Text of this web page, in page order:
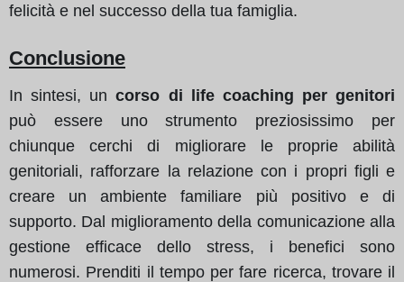
felicità e nel successo della tua famiglia.
Conclusione
In sintesi, uncorso di life coaching per genitori
può essere uno strumento preziosissimo per
chiunque cerchi di migliorare le proprie abilità
genitoriali, rafforzare la relazione con i propri figli e
creare un ambiente familiare più positivo e di
supporto. Dal miglioramento della comunicazione alla
gestione efficace dello stress, i benefici sono
numerosi. Prenditi il tempo per fare ricerca, trovare il